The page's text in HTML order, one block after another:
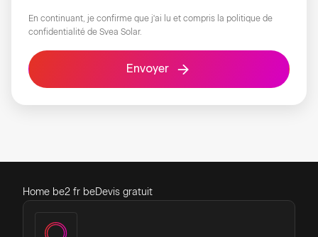
En continuant, je confirme que j'ai lu et compris la politique de
confidentialité de Svea Solar.
Envoyer
Home be2 fr beDevis gratuit